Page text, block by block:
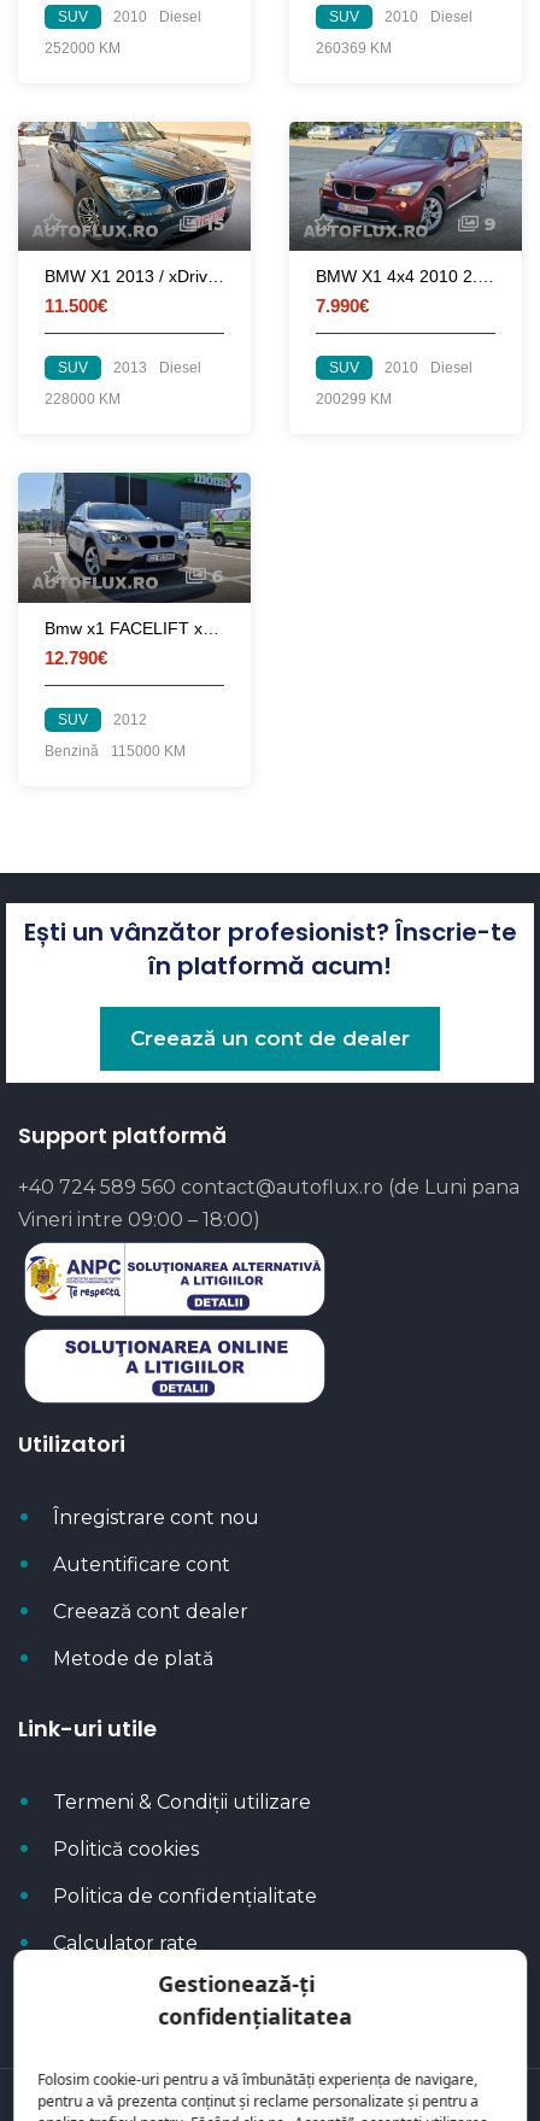
Gestionează-ți
confidențialitatea
Folosim cookie-uri pentru a vă îmbunătăți experiența de navigare,
pentru a vă prezenta conținut și reclame personalizate și pentru a
SUV 2010
Diesel
252000 KM
SUV 2010
Diesel
260369 KM
15
BMW X1 2013 / xDrive 20 d automata joystick 8+1 / navi / piele clima
11.500€
SUV 2013
Diesel
228000 KM
9
BMW X1 4x4 2010 2.0d 177 CP euro 5 automata
7.990€
SUV 2010
Diesel
200299 KM
6
12.790€
SUV
2012
Benzină
115000 KM
Ești un vânzător profesionist? Înscrie-te
în platformă acum!
Creează un cont de dealer
Support platformă
+40 724 589 560 contact@autoflux.ro (de Luni pana
Vineri intre 09:00 – 18:00)
Utilizatori
Înregistrare cont nou
Autentificare cont
Creează cont dealer
Metode de plată
Link-uri utile
Termeni & Condiții utilizare
Politică cookies
Politica de confidențialitate
Calculator rate
Blog Autoflux
Toate mașinile se regăsesc peAutoFlux